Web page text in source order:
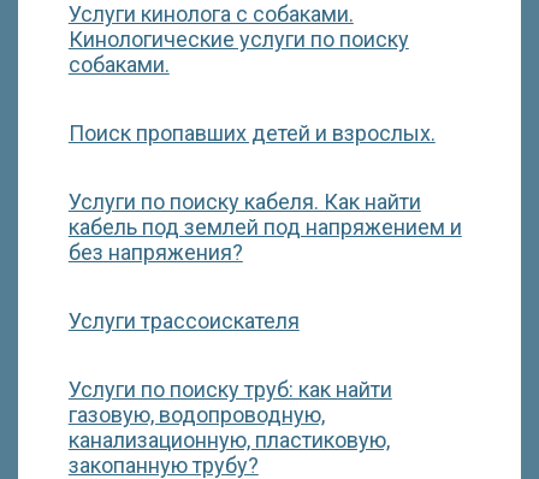
Услуги кинолога с собаками.
Кинологические услуги по поиску
собаками.
Поиск пропавших детей и взрослых.
Услуги по поиску кабеля. Как найти
кабель под землей под напряжением и
без напряжения?
Услуги трассоискателя
Услуги по поиску труб: как найти
газовую, водопроводную,
канализационную, пластиковую,
закопанную трубу?